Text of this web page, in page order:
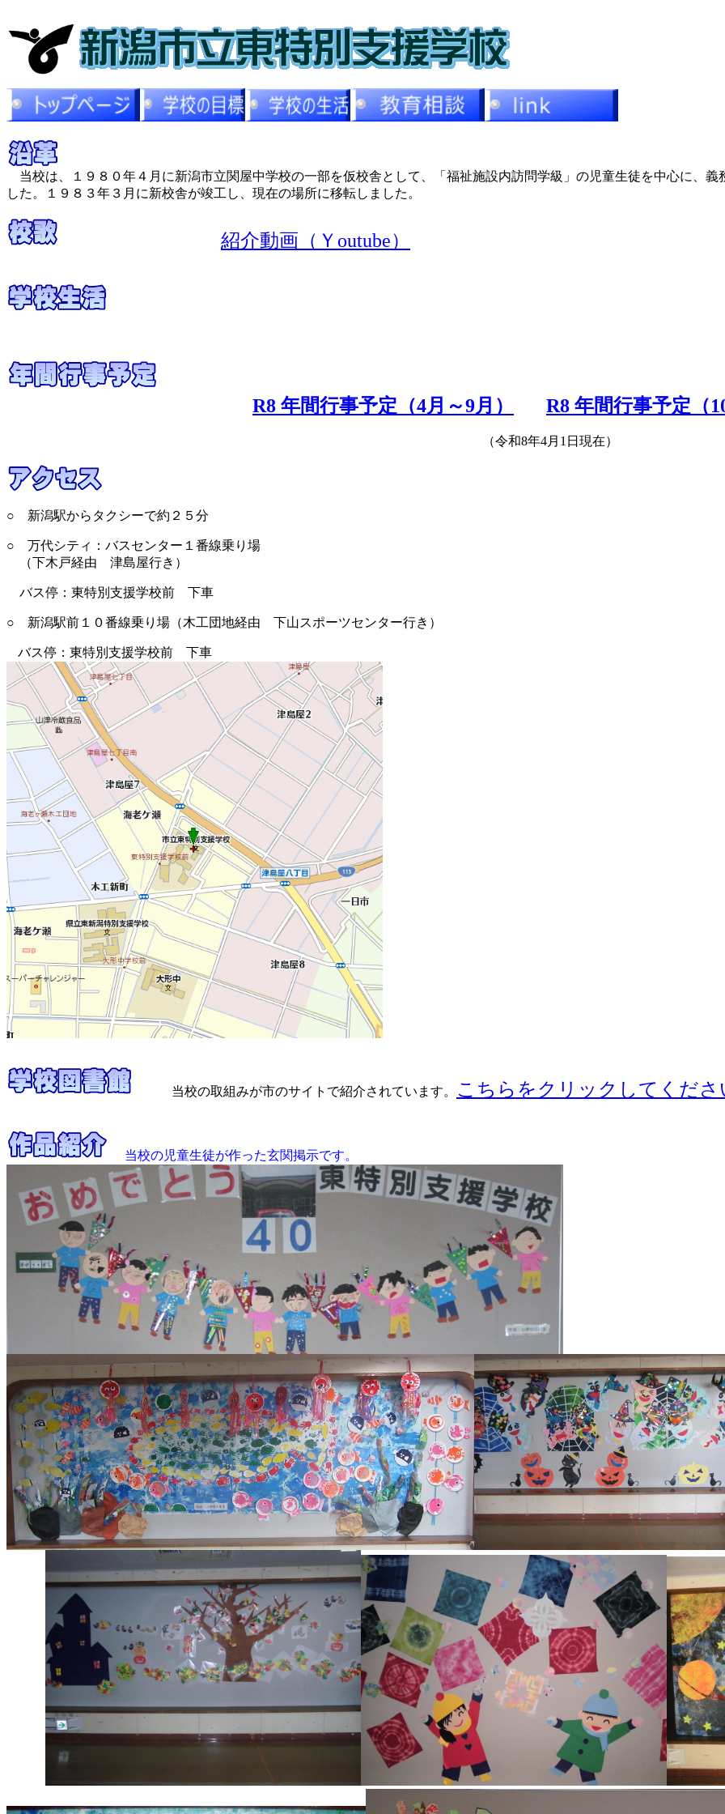
当校は、１９８０年４月に新潟市立関屋中学校の一部を仮校舎として、「福祉施設内訪問学級」の児童生徒を中心に、
した。１９８３年３月に新校舎が竣工し、現在の場所に移転しました。
紹介動画（Ｙoutube）
R8 年間行事予定（4月～9月） R8 年間行事予定（
（令和8年4月1日現在）
○ 新潟駅からタクシーで約２５分
○ 万代シティ：バスセンター１番線乗り場
（下木戸経由 津島屋行き）
バス停：東特別支援学校前 下車
○ 新潟駅前１０番線乗り場（木工団地経由 下山スポーツセンター行き）
バス停：東特別支援学校前 下車
当校の取組みが市のサイトで紹介されています。 こちらをクリックしてくださ
当校の児童生徒が作った玄関掲示です。